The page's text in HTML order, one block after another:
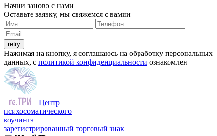
Начни заново с нами
Оставьте заявку, мы свяжемся с вамии
retry
Нажимая на кнопку, я соглашаюсь на обработку персональных
данных, с политикой конфиденциальности ознакомлен
Центр
психосоматического
коучинга
зарегистрированный торговый знак